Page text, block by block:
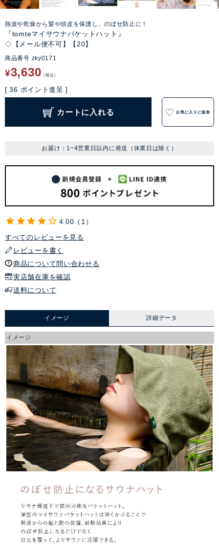
熱波や乾燥から髪や頭皮を保護し、のぼせ防止に！
『tomteマイサウナバケットハット』
◇【メール便不可】【20】
商品番号 zky0171
¥3,630 税込
[ 36 ポイント進呈 ]
カートに入れる お気に入りに追加
お届け：1~4営業日以内に発送（休業日は除く）
4.00
1
すべてのレビューを見る
レビューを書く
商品について問い合わせる
実店舗在庫を確認
送料について
イメージ 詳細データ
イメージ